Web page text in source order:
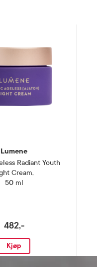
Lumene
Radiant Youth
Cream,
50 ml
482,-
Kjøp